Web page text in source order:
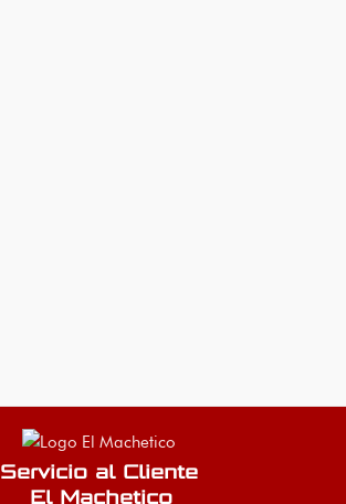
Servicio al Cliente
El Machetico